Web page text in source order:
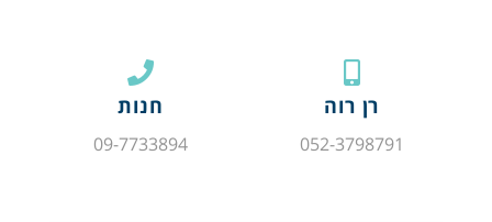
רן רוה
052-3798791
חנות
09-7733894